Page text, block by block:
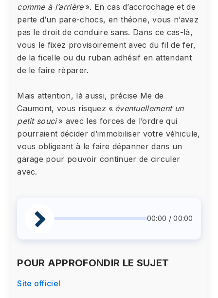
comme à l’arrière». En cas d’accrochage et de
perte d’un pare-chocs, en théorie, vous n’avez
pas le droit de conduire sans. Dans ce cas-là,
vous le fixez provisoirement avec du fil de fer,
de la ficelle ou du ruban adhésif en attendant
de le faire réparer.
Mais attention, là aussi, précise Me de
Caumont, vous risquez « éventuellement un
petit souci» avec les forces de l’ordre qui
pourraient décider d’immobiliser votre véhicule,
vous obligeant à le faire dépanner dans un
garage pour pouvoir continuer de circuler
avec.
00:00 / 00:00
POUR APPROFONDIR LE SUJET
Site officiel